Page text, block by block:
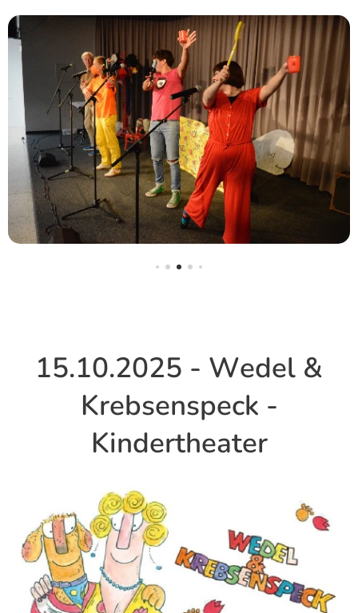
15.10.2025 - Wedel &
Krebsenspeck -
Kindertheater